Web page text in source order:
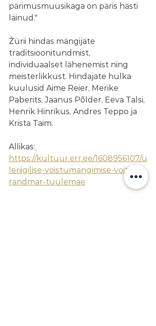
pärimusmuusikaga on päris hästi
läinud."
Žürii hindas mängijate
traditsioonitundmist,
individuaalset lähenemist ning
meisterlikkust. Hindajate hulka
kuulusid Aime Reier, Merike
Paberits, Jaanus Põlder, Eeva Talsi,
Henrik Hinrikus, Andres Teppo ja
Krista Taim.
Allikas:
https://kultuur.err.ee/1608956107/u
leriigilise-voistumangimise-voitis-
randmar-tuulemae